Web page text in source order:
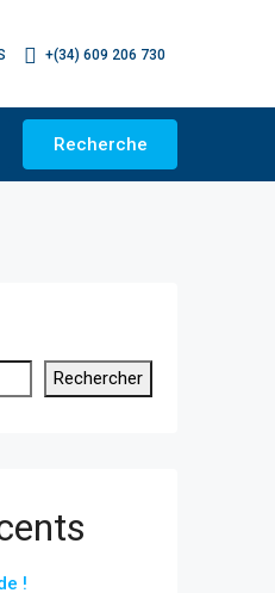
+(34) 609 206 730
Recherche
Rechercher
!